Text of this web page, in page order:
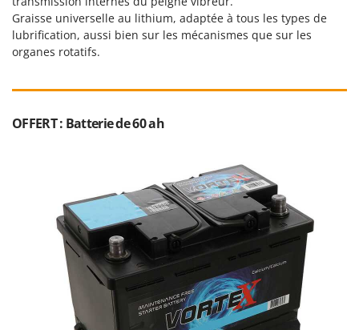
Stiga
Stocker
Sunseeker
T
TecnoGen
Tenco
Tineco
Titania
Tornado
Tre Spade
Trev - Abrek - TecnoVIR
Graisse universelle au lithium, adaptée à tous les types de
lubrification, aussi bien sur les mécanismes que sur les
organes rotatifs.
OFFERT : Batterie de 60 ah